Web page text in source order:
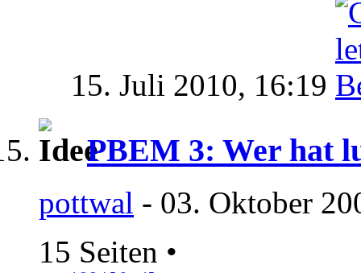
15. Juli 2010, 16:19
PBEM 3: Wer hat
pottwal - 03. Oktober
15 Seiten •